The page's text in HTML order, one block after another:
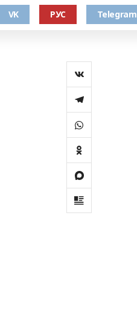
VK РУС Telegram